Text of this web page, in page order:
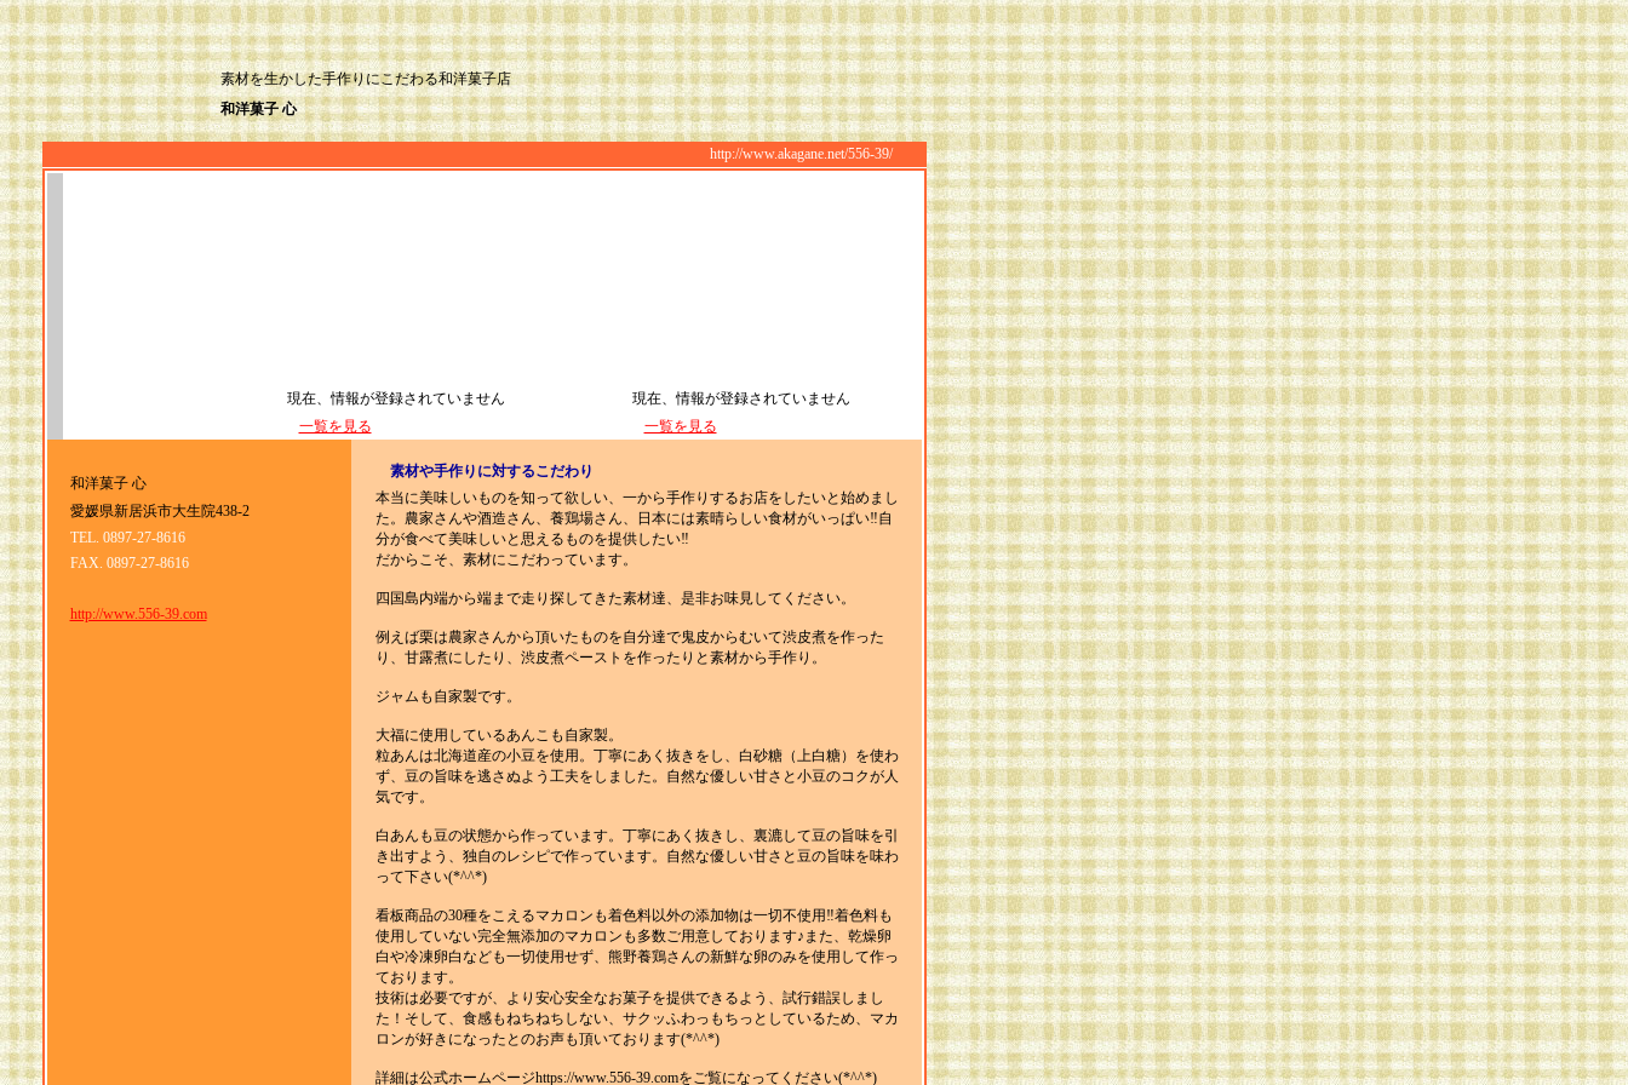
素材を生かした手作りにこだわる和洋菓子店
和洋菓子 心
http://www.akagane.net/556-39/
現在、情報が登録されていません
一覧を見る
現在、情報が登録されていません
一覧を見る
和洋菓子 心
愛媛県新居浜市大生院438-2
TEL. 0897-27-8616
FAX. 0897-27-8616
http://www.556-39.com
素材や手作りに対するこだわり
本当に美味しいものを知って欲しい、一から手作りするお店をしたいと始めまし
た。農家さんや酒造さん、養鶏場さん、日本には素晴らしい食材がいっぱい‼自
分が食べて美味しいと思えるものを提供したい‼
だからこそ、素材にこだわっています。
四国島内端から端まで走り探してきた素材達、是非お味見してください。
例えば栗は農家さんから頂いたものを自分達で鬼皮からむいて渋皮煮を作った
り、甘露煮にしたり、渋皮煮ペーストを作ったりと素材から手作り。
ジャムも自家製です。
大福に使用しているあんこも自家製。
粒あんは北海道産の小豆を使用。丁寧にあく抜きをし、白砂糖（上白糖）を使わ
ず、豆の旨味を逃さぬよう工夫をしました。自然な優しい甘さと小豆のコクが人
気です。
白あんも豆の状態から作っています。丁寧にあく抜きし、裏漉して豆の旨味を引
き出すよう、独自のレシピで作っています。自然な優しい甘さと豆の旨味を味わ
って下さい(*^^*)
看板商品の30種をこえるマカロンも着色料以外の添加物は一切不使用‼着色料も
使用していない完全無添加のマカロンも多数ご用意しております♪また、乾燥卵
白や冷凍卵白なども一切使用せず、熊野養鶏さんの新鮮な卵のみを使用して作っ
ております。
技術は必要ですが、より安心安全なお菓子を提供できるよう、試行錯誤しまし
た！そして、食感もねちねちしない、サクッふわっもちっとしているため、マカ
ロンが好きになったとのお声も頂いております(*^^*)
詳細は公式ホームページhttps://www.556-39.comをご覧になってください(*^^*)